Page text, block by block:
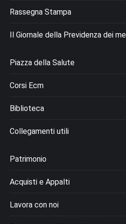
Rassegna Stampa
Il Giornale della Previdenza dei
Piazza della Salute
Corsi Ecm
Biblioteca
Collegamenti utili
Patrimonio
Acquisti e Appalti
Lavora con noi